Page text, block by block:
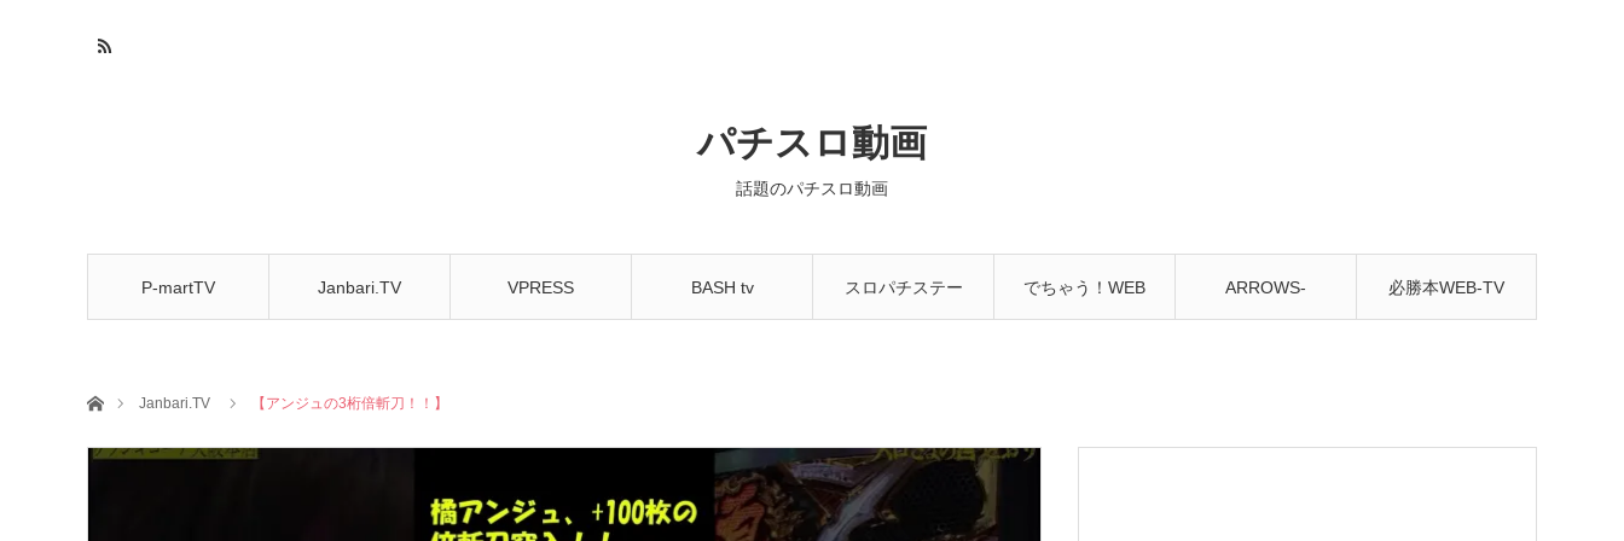
パチスロ動画
話題のパチスロ動画
P-martTV Janbari.TV VPRESS BASH tv スロパチステー でちゃう！WEB ARROWS- 必勝本WEB-TV
ホームJanbari.TV 【アンジュの3桁倍斬刀！！】